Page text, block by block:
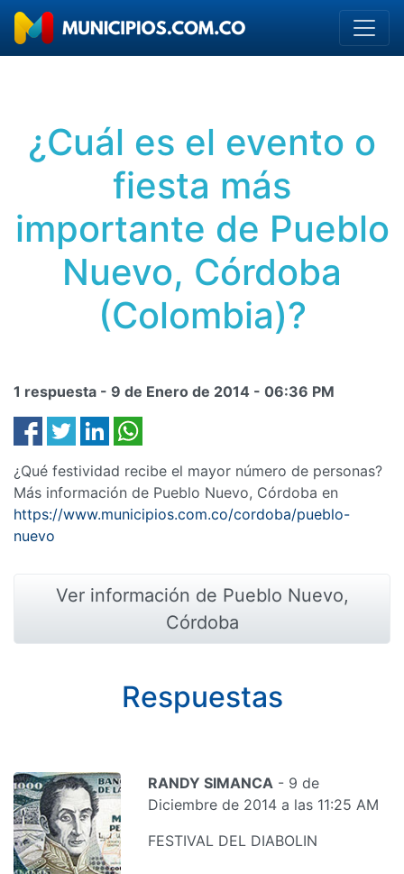
¿Cuál es el evento o
fiesta más
importante de Pueblo
Nuevo, Córdoba
(Colombia)?
1 respuesta - 9 de Enero de 2014 - 06:36 PM
¿Qué festividad recibe el mayor número de personas?
Más información de Pueblo Nuevo, Córdoba en
https://www.municipios.com.co/cordoba/pueblo-
nuevo
Ver información de Pueblo Nuevo,
Córdoba
Respuestas
RANDY SIMANCA - 9 de
Diciembre de 2014 a las 11:25 AM
FESTIVAL DEL DIABOLIN